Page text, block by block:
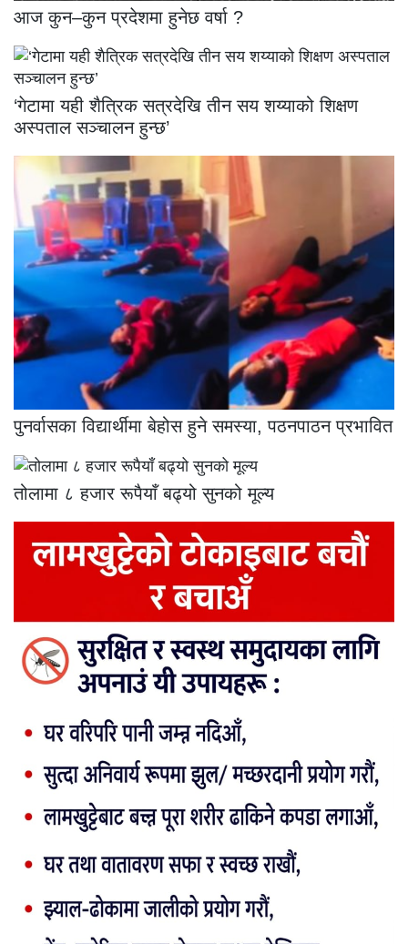
आज कुन–कुन प्रदेशमा हुनेछ वर्षा ?
‘गेटामा यही शैत्रिक सत्रदेखि तीन सय शय्याको शिक्षण
अस्पताल सञ्चालन हुन्छ’
पुनर्वासका विद्यार्थीमा बेहोस हुने समस्या, पठनपाठन प्रभावित
तोलामा ८ हजार रूपैयाँ बढ्यो सुनको मूल्य